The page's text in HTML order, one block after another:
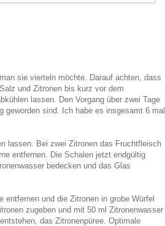
sie vierteln möchte. Darauf achten, dass
und Zitronen bis kurz vor dem
lassen. Den Vorgang über zwei Tage
geworden sind. Ich habe es insgesamt 6 mal
lassen. Bei zwei Zitronen das Fruchtfleisch
entfernen. Die Schalen jetzt endgültig
bedecken und das Glas
entfernen und die Zitronen in grobe Würfel
zugeben und mit 50 ml Zitronenwasser
das Zitronenpüree. Optimale